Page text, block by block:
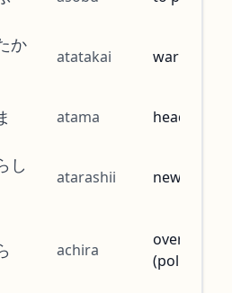
か
atatakai warm
atama head
し
atarashii new
achira
over there
(polite)